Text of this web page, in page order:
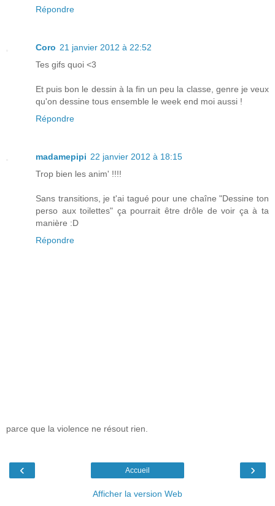
Répondre
Coro 21 janvier 2012 à 22:52
Tes gifs quoi <3
Et puis bon le dessin à la fin un peu la classe, genre je veux
qu'on dessine tous ensemble le week end moi aussi !
Répondre
madamepipi 22 janvier 2012 à 18:15
Trop bien les anim' !!!!
Sans transitions, je t'ai tagué pour une chaîne "Dessine ton
perso aux toilettes" ça pourrait être drôle de voir ça à ta
manière :D
Répondre
parce que la violence ne résout rien.
‹ ›
Accueil
Afficher la version Web